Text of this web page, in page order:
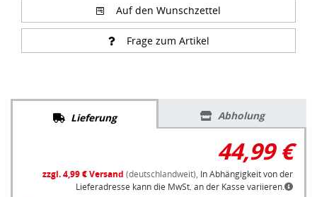
Auf den Wunschzettel
Frage zum Artikel
Lieferung Abholung
44,99 €
zzgl. 4,99 € Versand (deutschlandweit), In Abhängigkeit von der
Lieferadresse kann die MwSt. an der Kasse variieren.